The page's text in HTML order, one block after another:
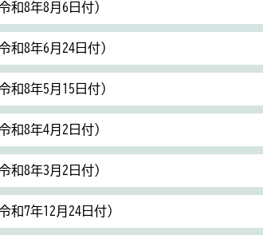
和8年8月6日付）
和8年6月24日付）
和8年5月15日付）
和8年4月2日付）
和8年3月2日付）
和7年12月24日付）